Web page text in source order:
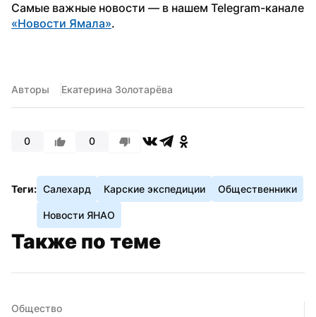
«Новости Ямала».
Авторы Екатерина Золотарёва
0 0
Теги: Салехард Карские экспедиции Общественники
Новости ЯНАО
Также по теме
Общество